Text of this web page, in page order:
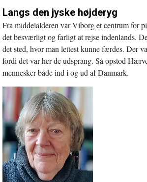
Langs den jyske højderyg
Fra middelalderen var Viborg et centrum for
det besværligt og farligt at rejse indenlands.
det sted, hvor man lettest kunne færdes. Der
fordi det var her de udsprang. Så opstod
mennesker både ind i og ud af Danmark.